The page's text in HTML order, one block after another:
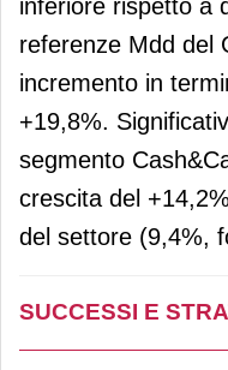
inferiore rispetto a
referenze Mdd del
incremento in
+19,8%.
segmento
crescita del
del settore (9,4%,
SUCCESSI E